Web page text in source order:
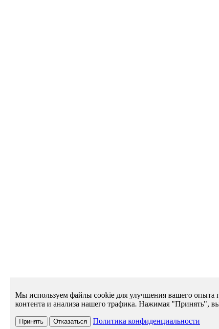
Мы используем файлы cookie для улучшения вашего опыта
контента и анализа нашего трафика. Нажимая "Принять",
Принять Отказаться Политика конфиденциальности